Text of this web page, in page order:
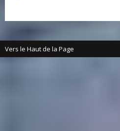
Vers le Haut de la Page